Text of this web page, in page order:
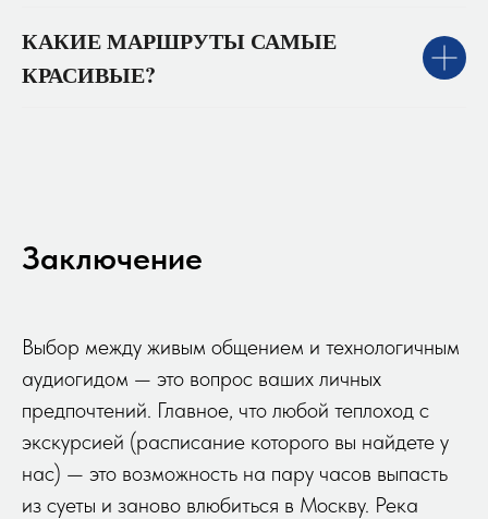
КАКИЕ МАРШРУТЫ САМЫЕ
КРАСИВЫЕ?
Заключение
Выбор между живым общением и технологичным
аудиогидом — это вопрос ваших личных
предпочтений. Главное, что любой теплоход с
экскурсией (расписание которого вы найдете у
нас) — это возможность на пару часов выпасть
из суеты и заново влюбиться в Москву. Река